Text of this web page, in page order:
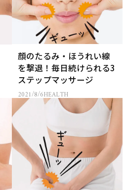
顔のたるみ・ほうれい線
を撃退！毎日続けられる3
ステップマッサージ
2021/8/6HEALTH